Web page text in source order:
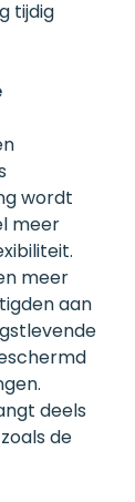
tijdig
wordt
meer
meer
aan
deels
de